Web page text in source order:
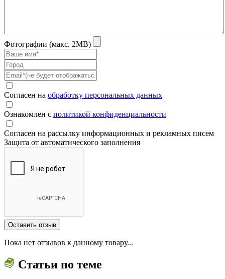
Фотографии (макс. 2MB)
Согласен на обработку персональных данных
Ознакомлен с политикой конфиденциальности
Согласен на рассылку информационных и рекламных писем
Защита от автоматического заполнения
Пока нет отзывов к данному товару...
Статьи по теме